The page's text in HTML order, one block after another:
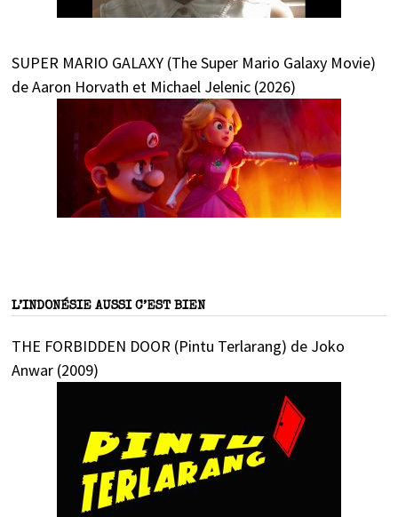
SUPER MARIO GALAXY (The Super Mario Galaxy Movie)
de Aaron Horvath et Michael Jelenic (2026)
L’INDONÉSIE AUSSI C’EST BIEN
THE FORBIDDEN DOOR (Pintu Terlarang) de Joko
Anwar (2009)